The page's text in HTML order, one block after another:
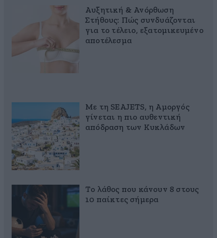
Αυξητική & Ανόρθωση
Στήθους: Πώς συνδυάζονται
για το τέλειο, εξατομικευμένο
αποτέλεσμα
Με τη SEAJETS, η Αμοργός
γίνεται η πιο αυθεντική
απόδραση των Κυκλάδων
Το λάθος που κάνουν 8 στους
10 παίκτες σήμερα